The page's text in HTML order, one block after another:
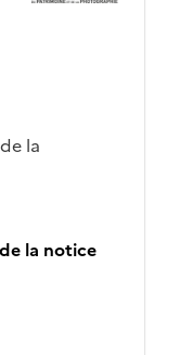
la
la notice